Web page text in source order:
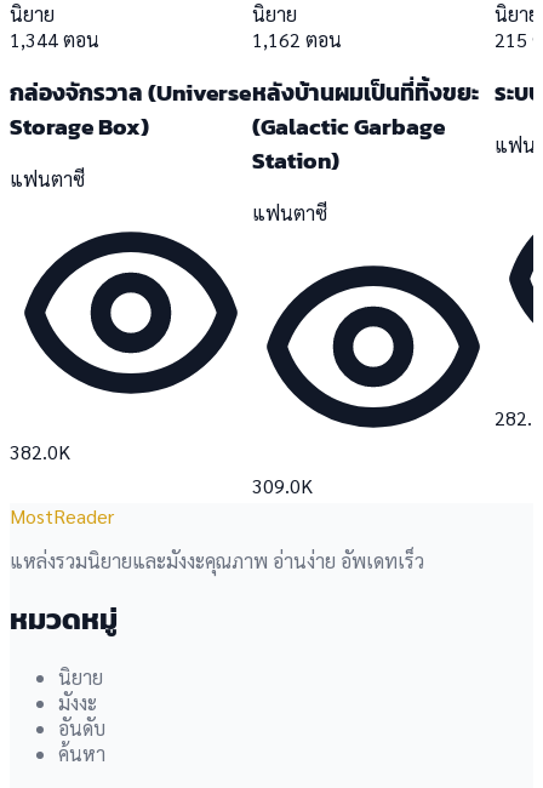
นิยาย
1,344 ตอน
กล่องจักรวาล (Universe
Storage Box)
แฟนตาซี
382.0K
นิยาย
1,162 ตอน
หลังบ้านผมเป็นที่ทิ้งขยะ
(Galactic Garbage
Station)
แฟนตาซี
309.0K
นิยาย
215
ระบ
แฟน
MostReader
แหล่งรวมนิยายและมังงะคุณภาพ อ่านง่าย อัพเดทเร็ว
หมวดหมู่
นิยาย
มังงะ
อันดับ
ค้นหา